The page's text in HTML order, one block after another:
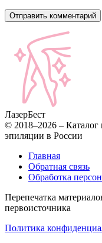
ЛазерБест
© 2018–2026 – Каталог
эпиляции в России
Главная
Обратная связь
Обработка
Перепечатка
первоисточника
Политика